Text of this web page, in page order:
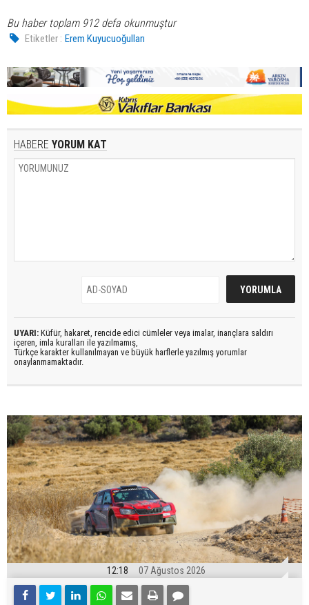
Bu haber toplam 912 defa okunmuştur
Etiketler : Erem Kuyucuoğulları
HABERE YORUM KAT
UYARI: Küfür, hakaret, rencide edici cümleler veya imalar, inançlara saldırı
içeren, imla kuralları ile yazılmamış,
Türkçe karakter kullanılmayan ve büyük harflerle yazılmış yorumlar
onaylanmamaktadır.
12:18 07 Ağustos 2026